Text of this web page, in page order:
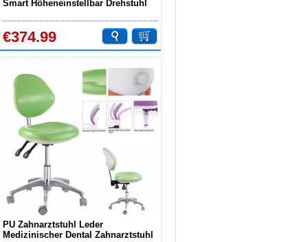
Smart Höheneinstellbar Drehstuhl
€374.99
PU Zahnarztstuhl Leder
Medizinischer Dental Zahnarztstuhl